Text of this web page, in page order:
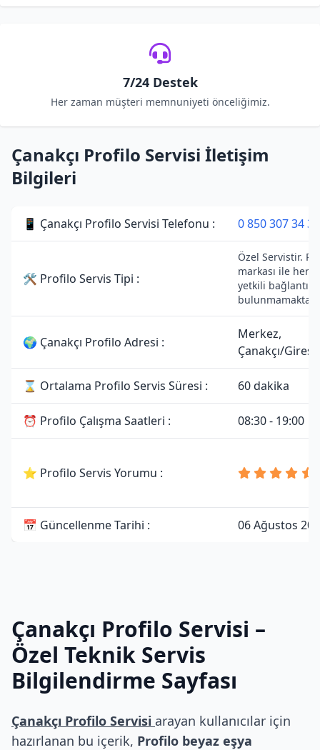
7/24 Destek
Her zaman müşteri memnuniyeti önceliğimiz.
Çanakçı Profilo Servisi İletişim
Bilgileri
📱 Çanakçı Profilo Servisi Telefonu : 0 850 307 34 38
🛠 Profilo Servis Tipi :
Özel Servistir.
markası ile
yetkili bağlantısı
🌍 Çanakçı Profilo Adresi :
Merkez,
Çanakçı/
⌛ Ortalama Profilo Servis Süresi : 60 dakika
⏰ Profilo Çalışma Saatleri : 08:30 - 19:00
⭐ Profilo Servis Yorumu :
📅 Güncellenme Tarihi : 06 Ağustos
Çanakçı Profilo Servisi –
Özel Teknik Servis
Bilgilendirme Sayfası
Çanakçı Profilo Servisi arayan kullanıcılar için
hazırlanan bu içerik, Profilo beyaz eşya